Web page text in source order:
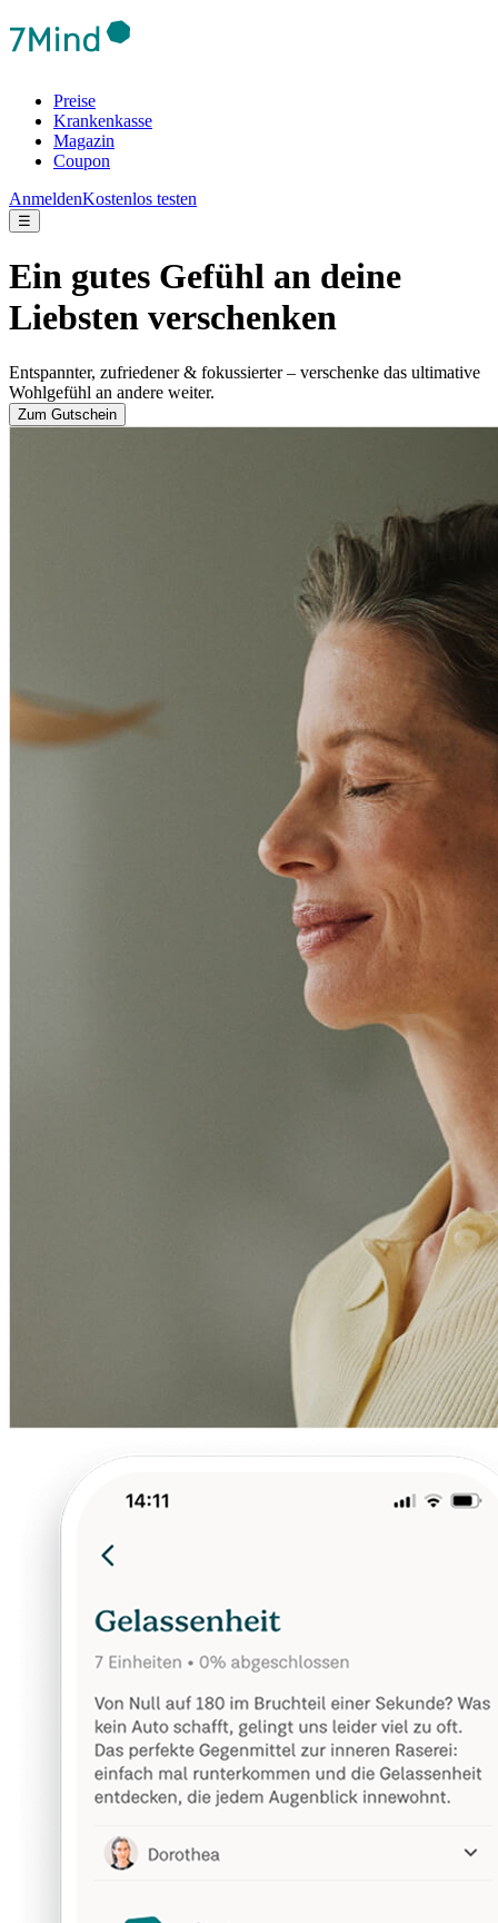
Preise
Krankenkasse
Magazin
Coupon
AnmeldenKostenlos testen
☰
Ein gutes Gefühl an deine
Liebsten verschenken
Entspannter, zufriedener & fokussierter – verschenke das ultimative
Wohlgefühl an andere weiter.
Zum Gutschein